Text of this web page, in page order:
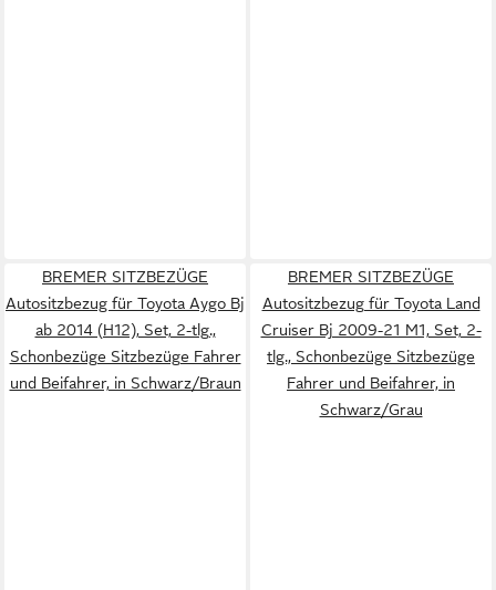
BREMER SITZBEZÜGE
Autositzbezug für Toyota Aygo Bj
ab 2014 (H12), Set, 2-tlg.,
Schonbezüge Sitzbezüge Fahrer
und Beifahrer, in Schwarz/Braun
BREMER SITZBEZÜGE
Autositzbezug für Toyota Land
Cruiser Bj 2009-21 M1, Set, 2-
tlg., Schonbezüge Sitzbezüge
Fahrer und Beifahrer, in
Schwarz/Grau